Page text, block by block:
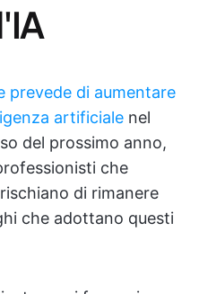
prevede di aumentare
artificiale nel
del prossimo anno,
che
di rimanere
che adottano questi